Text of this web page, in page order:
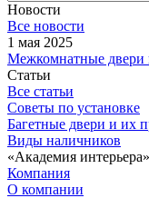
Новости
Все новости
1 мая 2025
Межкомнатные двери
Статьи
Все статьи
Советы по установке
Багетные двери и их
Виды наличников
«Академия
Компания
О компании